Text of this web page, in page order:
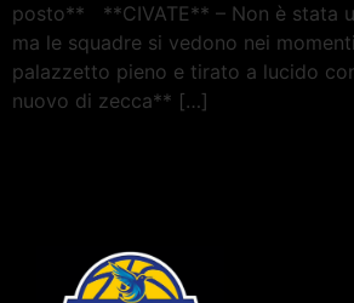
posto** **CIVATE** – Non è stata
ma le squadre si vedono nei
palazzetto pieno e tirato a lucido
nuovo di zecca** […]